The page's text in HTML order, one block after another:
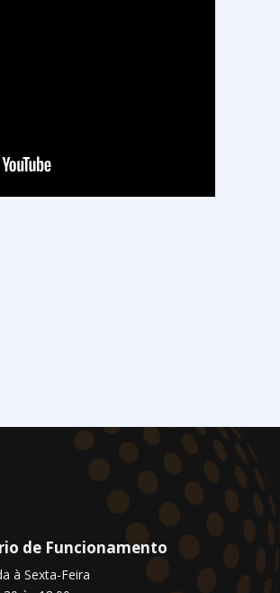
de Funcionamento
à Sexta-Feira